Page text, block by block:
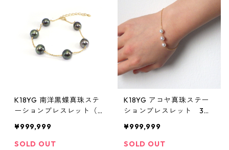
K18YG 南洋黒蝶真珠ステ
ーションブレスレット（K
¥999,999
SOLD OUT
K18YG アコヤ真珠ステー
ションブレスレット 3ピ
¥999,999
SOLD OUT